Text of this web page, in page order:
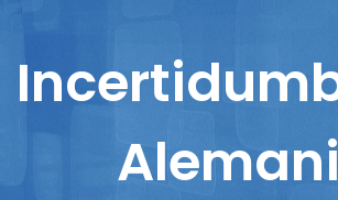
Reportajes
Columnistas